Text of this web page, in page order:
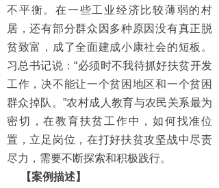
理事单位
会员风采
联系我们
不平衡。在一些工业经济比较薄弱的村
居，还有部分群众因多种原因没有真正脱
贫致富，成了全面建成小康社会的短板。
习总书记说：“必须时不我待抓好扶贫开发
工作，决不能让一个贫困地区和一个贫困
群众掉队。”农村成人教育与农民关系最为
密切，在教育扶贫工作中，如何找准位
置，立足岗位，在打好扶贫攻坚战中尽责
尽力，需要不断探索和积极践行。
【案例描述】